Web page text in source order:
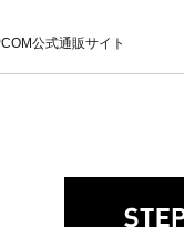
公式通販サイト